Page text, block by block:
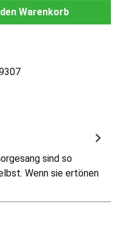
gewünschten
Warenkorb
sind so
Wenn sie ertönen